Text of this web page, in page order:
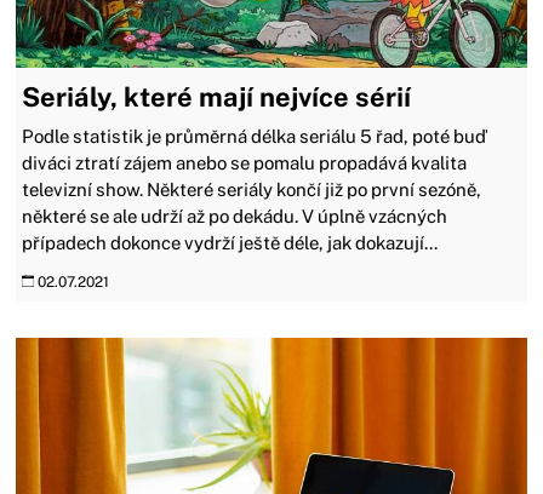
Seriály, které mají nejvíce sérií
Podle statistik je průměrná délka seriálu 5 řad, poté buď
diváci ztratí zájem anebo se pomalu propadává kvalita
televizní show. Některé seriály končí již po první sezóně,
některé se ale udrží až po dekádu. V úplně vzácných
případech dokonce vydrží ještě déle, jak dokazují...
02.07.2021